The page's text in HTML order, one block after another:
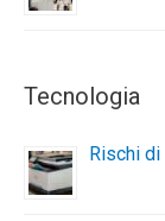
Tecnologia
Rischi